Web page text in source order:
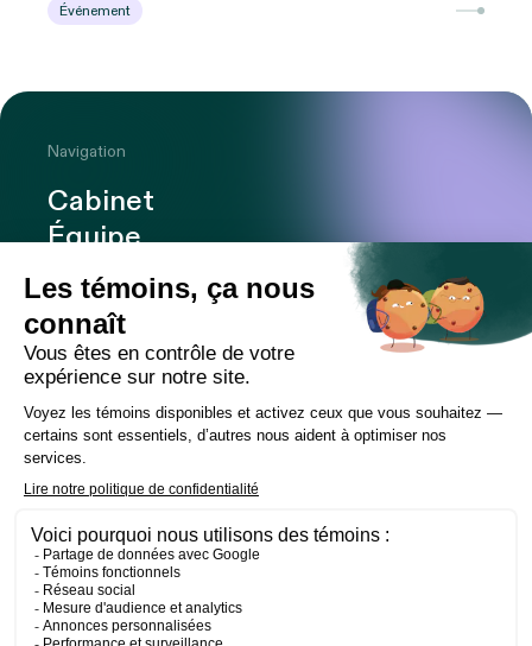
Événement
Navigation
Cabinet
Équipe
Expertises
Bureaux
Carrière
Transactions
Nouvelles
Contact
LinkedIn Instagram